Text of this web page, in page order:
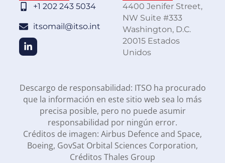
+1 202 243 5034
itsomail@itso.int
4400 Jenifer Street,
NW Suite #333
Washington, D.C.
20015 Estados
Unidos
Descargo de responsabilidad: ITSO ha procurado
que la información en este sitio web sea lo más
precisa posible, pero no puede asumir
responsabilidad por ningún error.
Créditos de imagen: Airbus Defence and Space,
Boeing, GovSat Orbital Sciences Corporation,
Créditos Thales Group